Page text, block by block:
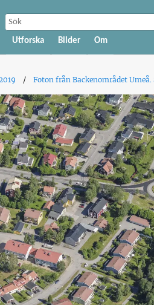
Utforska Bilder Om
Foton från Backenområdet Umeå.